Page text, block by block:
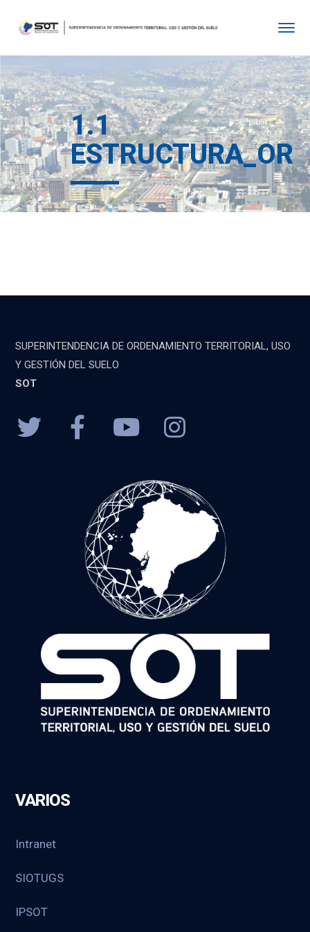
1.1
SUPERINTENDENCIA DE ORDENAMIENTO TERRITORIAL, USO
Y GESTIÓN DEL SUELO
SOT
VARIOS
Intranet
SIOTUGS
IPSOT